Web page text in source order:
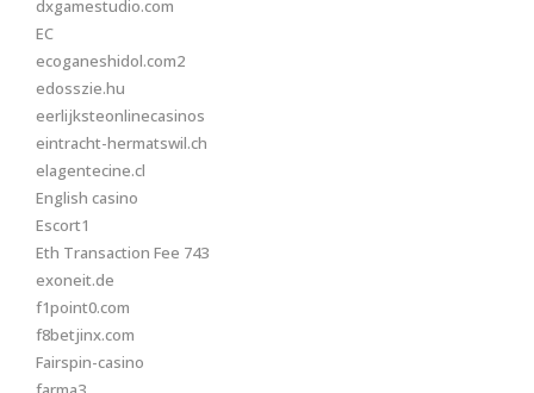
dxgamestudio.com
EC
ecoganeshidol.com2
edosszie.hu
eerlijksteonlinecasinos
eintracht-hermatswil.ch
elagentecine.cl
English casino
Escort1
Eth Transaction Fee 743
exoneit.de
f1point0.com
f8betjinx.com
Fairspin-casino